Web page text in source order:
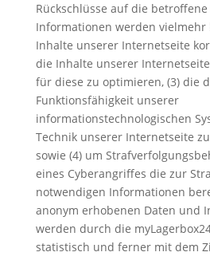
Rückschlüsse auf die betroffene
Informationen werden vielmehr
Inhalte unserer Internetseite
die Inhalte unserer
für diese zu optimieren, (3) die
Funktionsfähigkeit unserer
informationstechnologischen
Technik unserer Internetseite
sowie (4) um
eines Cyberangriffes die zur
notwendigen Informationen
anonym erhobenen Daten und
werden durch die
statistisch und ferner mit dem